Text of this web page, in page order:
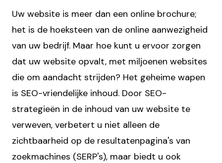
Uw website is meer dan een online brochure;
het is de hoeksteen van de online aanwezigheid
van uw bedrijf. Maar hoe kunt u ervoor zorgen
dat uw website opvalt, met miljoenen websites
die om aandacht strijden? Het geheime wapen
is SEO-vriendelijke inhoud. Door SEO-
strategieën in de inhoud van uw website te
verweven, verbetert u niet alleen de
zichtbaarheid op de resultatenpagina's van
zoekmachines (SERP's), maar biedt u ook